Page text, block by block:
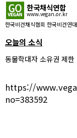
한국채식연합
www.vegan.or.kr
한국비건채식협회 한국비건연대
오늘의 소식
동물학대자 소유권 제한
https://
no=383592